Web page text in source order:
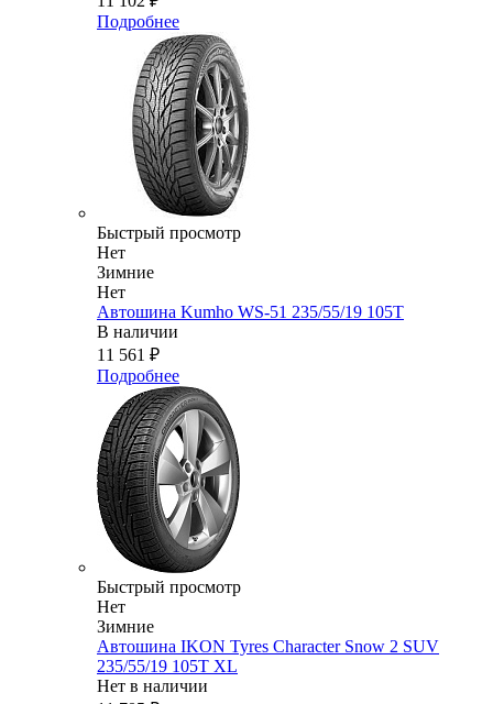
Подробнее
Быстрый просмотр
Нет
Зимние
Нет
Автошина Kumho WS-51 235/55/19 105T
В наличии
11 561 ₽
Подробнее
Быстрый просмотр
Нет
Зимние
Автошина IKON Tyres Character Snow 2 SUV
235/55/19 105T XL
Нет в наличии